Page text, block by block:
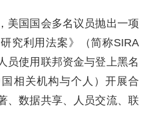
美国国会多名议员抛出一项
究利用法案》（简称SIRA
员使用联邦资金与登上黑名
相关机构与个人）开展合
、数据共享、人员交流、联